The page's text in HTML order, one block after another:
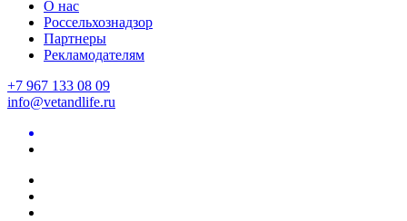
О нас
Россельхознадзор
Партнеры
Рекламодателям
+7 967 133 08 09
info@vetandlife.ru